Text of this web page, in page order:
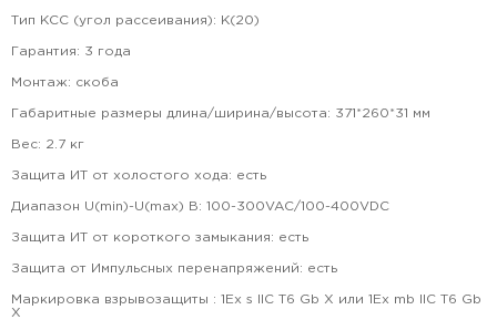
Тип КСС (угол рассеивания): К(20)
Гарантия: 3 года
Монтаж: скоба
Габаритные размеры длина/ширина/высота: 371*260*31 мм
Вес: 2.7 кг
Защита ИТ от холостого хода: есть
Диапазон U(min)-U(max) В: 100-300VAC/100-400VDC
Защита ИТ от короткого замыкания: есть
Защита от Импульсных перенапряжений: есть
Маркировка взрывозащиты : 1Ex s IIC T6 Gb X или 1Ex mb IIC T6 Gb
X